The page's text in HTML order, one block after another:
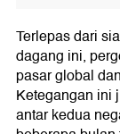
Terlepas dari
dagang ini,
pasar global
Ketegangan ini
antar kedua